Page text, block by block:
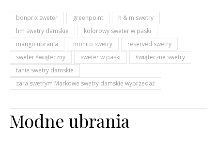
bonprix sweter greenpoint
h & m swetry
hm swetry damskie
kolorowy sweter w paski
mango ubrania
mohito swetry
reserved swetry
sweter świąteczny
sweter w paski
świąteczne swetry
tanie swetry damskie
zara swetrym Markowe swetry damskie wyprzedaż
Modne ubrania